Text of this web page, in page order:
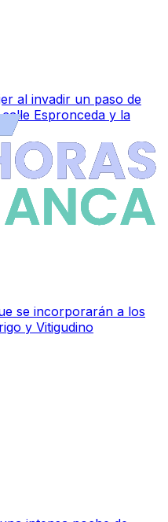
al invadir un paso de
Espronceda y la
se incorporarán a los
y Vitigudino